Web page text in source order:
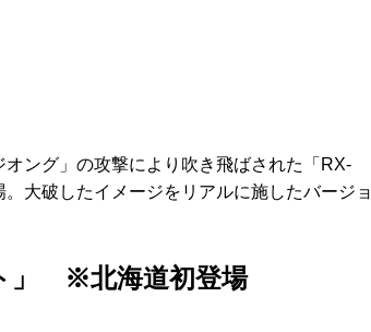
ング」の攻撃により吹き飛ばされた「RX-
大破したイメージをリアルに施したバージョ
」 ※北海道初登場